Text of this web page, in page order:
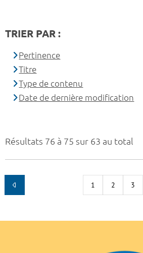
Résultats 76 à 75 sur 63 au total
1 2 3
TRIER PAR :
Pertinence
Titre
Type de contenu
Date de dernière modification